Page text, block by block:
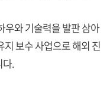
우와 기술력을 발판 삼아
보수 사업으로 해외 진
.